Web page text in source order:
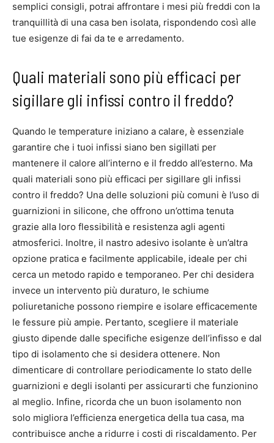
semplici consigli, potrai affrontare i mesi più freddi con la
tranquillità di una casa ben isolata, rispondendo così alle
tue esigenze di fai da te e arredamento.
Quali materiali sono più efficaci per
sigillare gli infissi contro il freddo?
Quando le temperature iniziano a calare, è essenziale
garantire che i tuoi infissi siano ben sigillati per
mantenere il calore all’interno e il freddo all’esterno. Ma
quali materiali sono più efficaci per sigillare gli infissi
contro il freddo? Una delle soluzioni più comuni è l’uso di
guarnizioni in silicone, che offrono un’ottima tenuta
grazie alla loro flessibilità e resistenza agli agenti
atmosferici. Inoltre, il nastro adesivo isolante è un’altra
opzione pratica e facilmente applicabile, ideale per chi
cerca un metodo rapido e temporaneo. Per chi desidera
invece un intervento più duraturo, le schiume
poliuretaniche possono riempire e isolare efficacemente
le fessure più ampie. Pertanto, scegliere il materiale
giusto dipende dalle specifiche esigenze dell’infisso e dal
tipo di isolamento che si desidera ottenere. Non
dimenticare di controllare periodicamente lo stato delle
guarnizioni e degli isolanti per assicurarti che funzionino
al meglio. Infine, ricorda che un buon isolamento non
solo migliora l’efficienza energetica della tua casa, ma
contribuisce anche a ridurre i costi di riscaldamento. Per